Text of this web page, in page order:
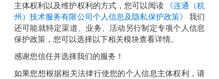
主体权利以及维护权利的方式，您可以阅读
《连通（杭
州）技术服务有限公司个人信息及隐私保护政策》
我们
还可能就特定渠道、业务、活动另行制定专项个人信息
保护政策，您可以选择以下相关模块查看详情。
感谢您信任并选择我们的服务！
如果您想根据相关法律行使您的个人信息主体权利，请